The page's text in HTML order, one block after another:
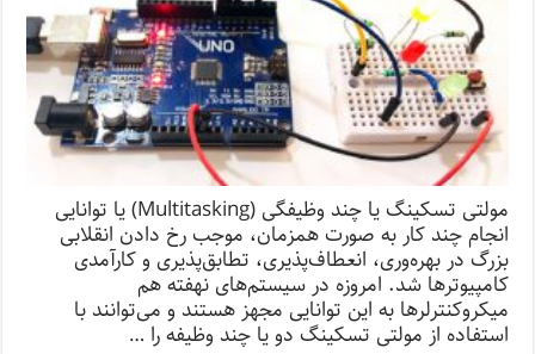
مولتی ‌تسکینگ یا چند وظیفگی (Multitasking) یا توانایی
انجام چند کار به صورت همزمان، موجب رخ دادن انقلابی
بزرگ در بهره‌وری، انعطاف‌پذیری، تطابق‌پذیری و کارآمدی
کامپیوترها شد. امروزه در سیستم‌های نهفته هم
میکروکنترلرها به این توانایی مجهز هستند و می‌توانند با
استفاده از مولتی ‌تسکینگ دو یا چند وظیفه را …